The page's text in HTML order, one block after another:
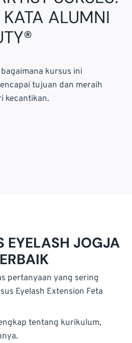
ALUMNI
kursus ini
tujuan dan meraih
kecantikan.
EYELASH JOGJA
pertanyaan yang sering
Eyelash Extension Feta
tentang kurikulum,